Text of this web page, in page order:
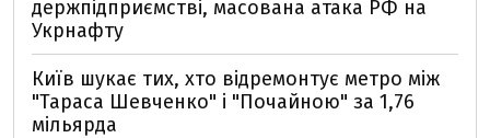
держпідприємстві, масована атака РФ на
Укрнафту
Київ шукає тих, хто відремонтує метро між
"Тараса Шевченко" і "Почайною" за 1,76
мільярда